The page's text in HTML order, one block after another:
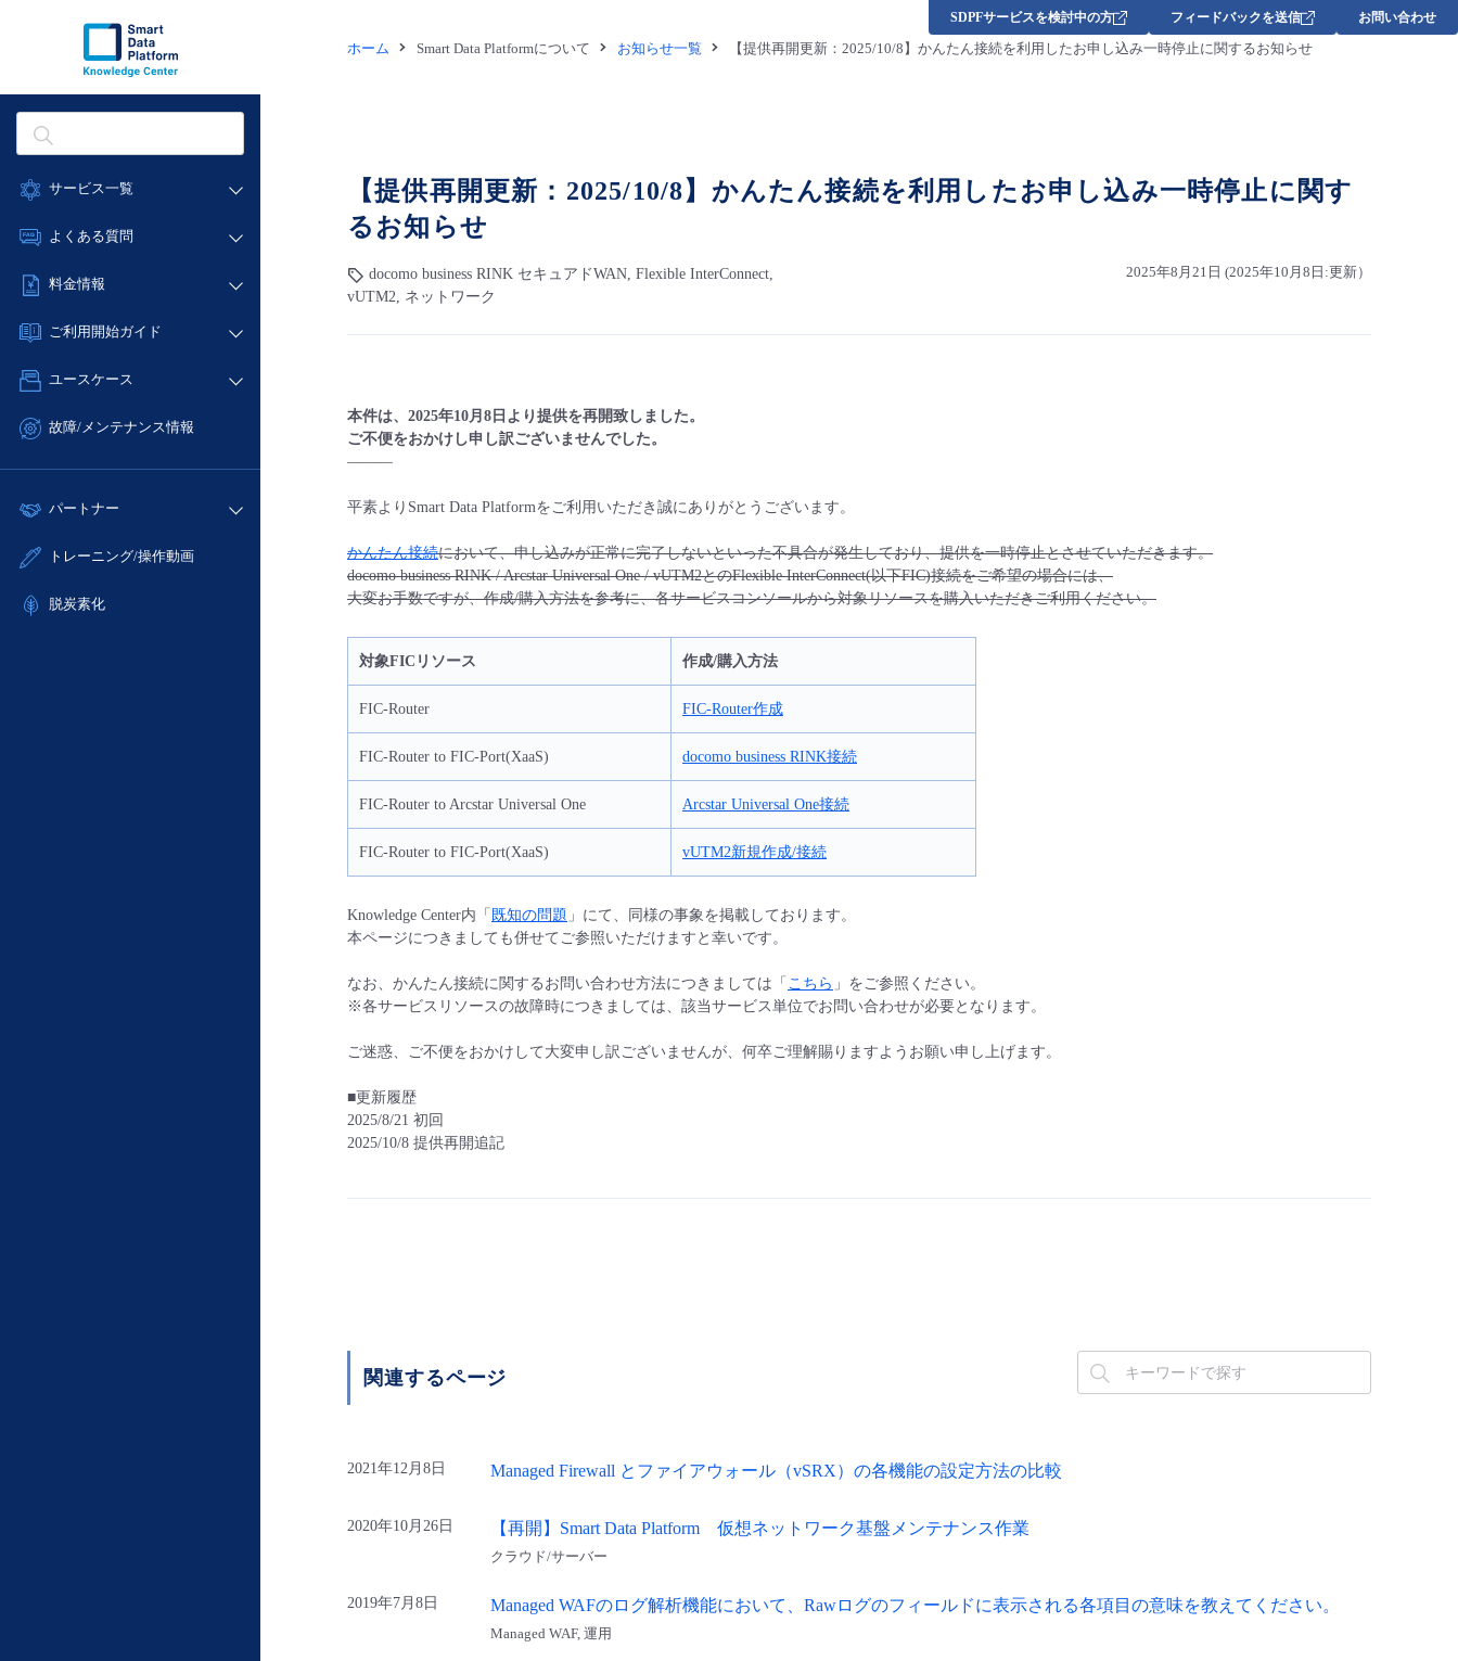
サービス一覧
データ利活用
ネットワーク
IoT
サポート
管理機能
よくある質問
データ利活用
ネットワーク
IoT
サポート
管理機能
すべてのメニューを見る
料金情報
料金シミュレーター
クラウド/サーバー
ネットワーク
サポート
すべてのメニューを見る
ご利用開始ガイド
■ 管理機能
- 初期設定・確認
- ユーザー機能の管理
- APIリファレンス
ユースケース
- バックアップ
- IoT
- ITインフラストラクチャー
故障/メンテナンス情報
サービス稼働状況
故障/メンテナンス履歴
定期メンテナンス
パートナー
販売パートナー向けプログラム
トレーニング/操作動画
脱炭素化
SDPFサービスを検討中の方 フィードバックを送信 お問い合わせ
ホーム Smart Data Platformについて お知らせ一覧 【提供再開更新：2025/10/8】かんたん接続を利用したお申し込み一時停止に関するお知らせ
【提供再開更新：2025/10/8】かんたん接続を利用したお申し込み一時停止に関す
るお知らせ
docomo business RINK セキュアドWAN, Flexible InterConnect,
vUTM2, ネットワーク
2025年8月21日 (2025年10月8日:更新）
本件は、2025年10月8日より提供を再開致しました。
ご不便をおかけし申し訳ございませんでした。
———
平素よりSmart Data Platformをご利用いただき誠にありがとうございます。
かんたん接続において、申し込みが正常に完了しないといった不具合が発生しており、提供を一時停止とさせていただきます。
docomo business RINK / Arcstar Universal One / vUTM2とのFlexible InterConnect(以下FIC)接続をご希望の場合には、
大変お手数ですが、作成/購入方法を参考に、各サービスコンソールから対象リソースを購入いただきご利用ください。
対象FICリソース 作成/購入方法
FIC-Router FIC-Router作成
FIC-Router to FIC-Port(XaaS) docomo business RINK接続
FIC-Router to Arcstar Universal One Arcstar Universal One接続
FIC-Router to FIC-Port(XaaS) vUTM2新規作成/接続
Knowledge Center内「 既知の問題 」にて、同様の事象を掲載しております。
本ページにつきましても併せてご参照いただけますと幸いです。
なお、かんたん接続に関するお問い合わせ方法につきましては「 こちら 」をご参照ください。
※各サービスリソースの故障時につきましては、該当サービス単位でお問い合わせが必要となります。
ご迷惑、ご不便をおかけして大変申し訳ございませんが、何卒ご理解賜りますようお願い申し上げます。
■更新履歴
2025/8/21 初回
2025/10/8 提供再開追記
関連するページ
2021年12月8日 Managed Firewall とファイアウォール（vSRX）の各機能の設定方法の比較
2020年10月26日 【再開】Smart Data Platform 仮想ネットワーク基盤メンテナンス作業
クラウド/サーバー
2019年7月8日 Managed WAFのログ解析機能において、Rawログのフィールドに表示される各項目の意味を教えてください。
Managed WAF, 運用